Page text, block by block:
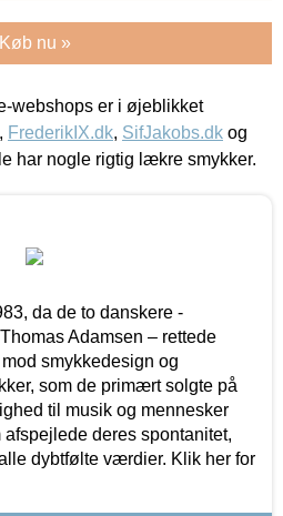
Køb nu »
webshops er i øjeblikket
, FrederikIX.dk, SifJakobs.dk og
har nogle rigtig lækre smykker.
da de to danskere -
Adamsen – rettede
smykkedesign og
som de primært solgte på
til musik og mennesker
deres spontanitet,
dybtfølte værdier. Klik her for